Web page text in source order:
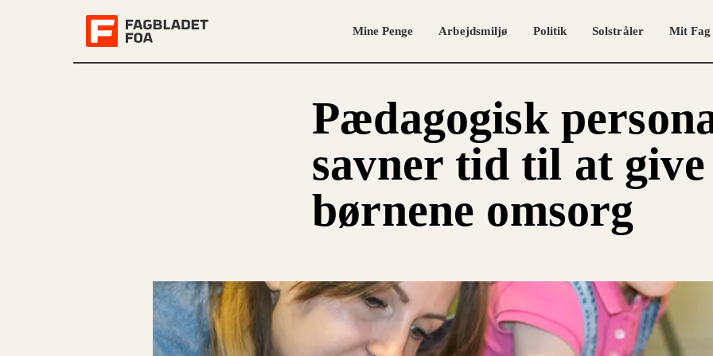
Mine Penge Arbejdsmiljø Politik Solstråler Mit Fag
Pædagogisk
savner tid til at give
børnene omsorg